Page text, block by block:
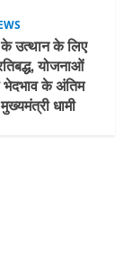
उत्थान के लिए
योजनाओं
भेदभाव के अंतिम
धामी